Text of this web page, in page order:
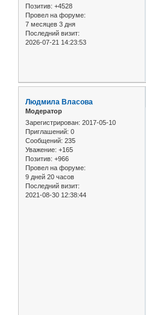
Позитив: +4528
Провел на форуме:
7 месяцев 3 дня
Последний визит:
2026-07-21 14:23:53
Людмила Власова
Модератор
Зарегистрирован: 2017-05-10
Приглашений: 0
Сообщений: 235
Уважение: +165
Позитив: +966
Провел на форуме:
9 дней 20 часов
Последний визит:
2021-08-30 12:38:44